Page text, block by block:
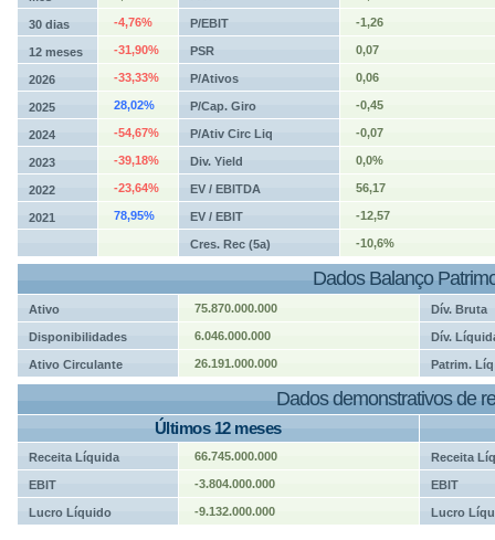
30 dias -4,76% P/EBIT -1,26
12 meses -31,90% PSR 0,07
2026 -33,33% P/Ativos 0,06
2025 28,02% P/Cap. Giro -0,45
2024 -54,67% P/Ativ Circ Liq -0,07
2023 -39,18% Div. Yield 0,0%
2022 -23,64% EV / EBITDA 56,17
2021 78,95% EV / EBIT -12,57
Cres. Rec (5a) -10,6%
Dados Balanço
Ativo 75.870.000.000 Dív. Bruta
Disponibilidades 6.046.000.000 Dív.
Ativo Circulante 26.191.000.000 Patrim. Líq
Dados demonstrativos de
Últimos 12 meses
Receita Líquida 66.745.000.000 Receita
EBIT -3.804.000.000 EBIT
Lucro Líquido -9.132.000.000 Lucro